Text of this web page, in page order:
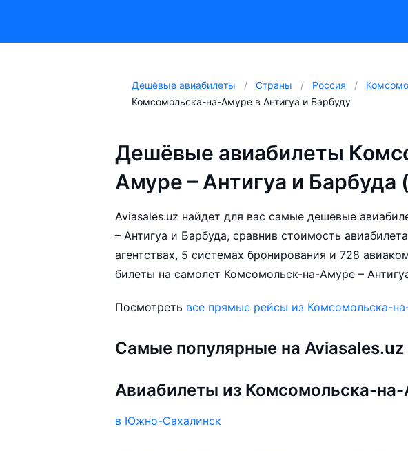
Дешёвые авиабилеты Страны Россия
Комсомольска-на-Амуре в Антигуа и Барбуду
Дешёвые авиабилеты
Амуре – Антигуа и Барбуда
Aviasales.uz найдет для вас самые дешевые
– Антигуа и Барбуда, сравнив стоимость
агентствах, 5 системах бронирования и 728
билеты на самолет Комсомольск-на-Амуре –
Посмотреть все прямые рейсы из Комсомольска-
Самые популярные на Aviasales.uz
Авиабилеты из Комсомольска-
в Южно-Сахалинск